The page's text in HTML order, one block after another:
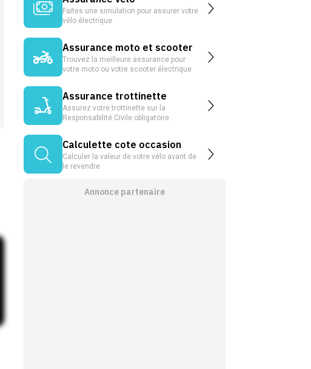
Faites une simulation pour assurer votre
vélo électrique
Assurance moto et scooter
Trouvez la meilleure assurance pour
votre moto ou votre scooter électrique
Assurance trottinette
Assurez votre trottinette sur la
Responsabilité Civile obligatoire
Calculette cote occasion
Calculer la valeur de votre vélo avant de
le revendre
Annonce partenaire